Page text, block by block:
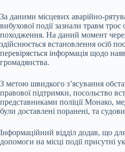
За даними місцевих аварійно-
вибухової події зазнали травм троє
походження. На даний момент
здійснюється встановлення осіб
перевіряється інформація щодо
громадянства.
З метою швидкого з’ясування
правової підтримки, посольство
представниками поліції Монако,
були доставлені поранені, та
Інформаційний відділ додав, що
допомоги на місці події присутні